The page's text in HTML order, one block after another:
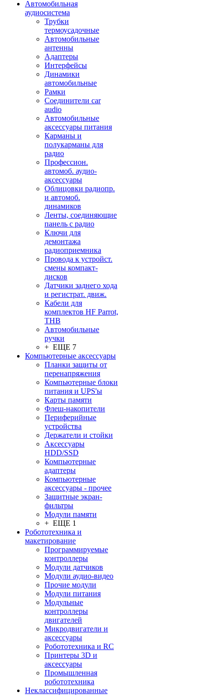
Автомобильная
аудиосистема
Трубки
термоусадочные
Автомобильные
антенны
Адаптеры
Интерфейсы
Динамики
автомобильные
Рамки
Соединители car
audio
Автомобильные
аксессуары питания
Карманы и
полукарманы для
радио
Профессион.
автомоб. аудио-
аксессуары
Облицовки радиопр.
и автомоб.
динамиков
Ленты, соединяющие
панель с радио
Ключи для
демонтажа
радиоприемника
Провода к устройст.
смены компакт-
дисков
Датчики заднего хода
и регистрат. движ.
Кабели для
комплектов HF Parrot,
THB
Автомобильные
ручки
+ ЕЩЕ 7
Компьютерные аксессуары
Планки защиты от
перенапряжения
Компьютерные блоки
питания и UPS'ы
Карты памяти
Флеш-накопители
Периферийные
устройства
Держатели и стойки
Аксессуары
HDD/SSD
Компьютерные
адаптеры
Компьютерные
аксессуары - прочее
Защитные экран-
фильтры
Модули памяти
+ ЕЩЕ 1
Робототехника и
макетирование
Программируемые
контроллеры
Модули датчиков
Модули аудио-видео
Прочие модули
Модули питания
Модульные
контроллеры
двигателей
Микродвигатели и
аксессуары
Робототехника и RC
Принтеры 3D и
аксессуары
Промышленная
робототехника
Неклассифицированные